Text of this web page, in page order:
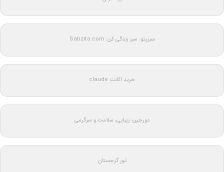
سبزیتو: سبز زندگی کن: Sabzito.com
خرید اکانت claude
دورجین؛ زیبایی، سلامت و سرگرمی
تور گرجستان